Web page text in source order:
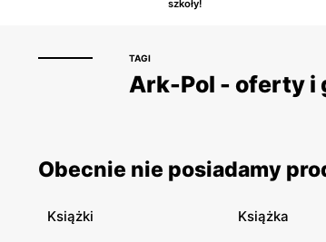
szkoły!
TAGI
Ark-Pol - oferty i
Obecnie nie posiadamy
Książki Książka